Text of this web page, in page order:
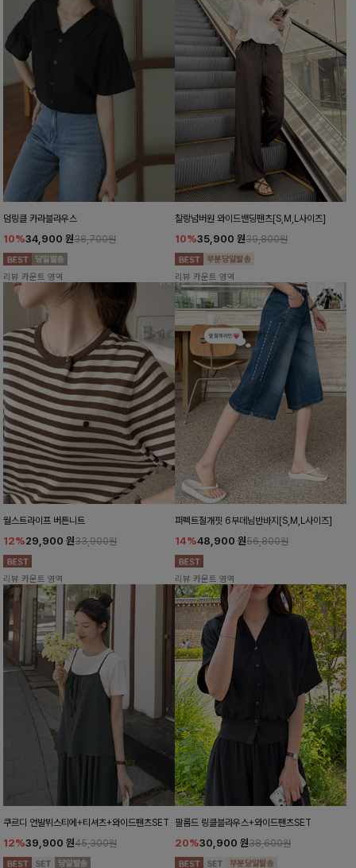
덤링클 카라블라우스
10%34,900 원38,700원
리뷰 카운트 영역
찰랑넘버원 와이드밴딩팬츠[S,M,L사이즈]
10%35,900 원39,800원
리뷰 카운트 영역
월스트라이프 버튼니트
12%29,900 원33,900원
리뷰 카운트 영역
퍼펙트절개핏 6부데님반바지[S,M,L사이즈]
14%48,900 원56,800원
리뷰 카운트 영역
쿠르디 언발뷔스티에+티셔츠+와이드팬츠SET
12%39,900 원45,300원
팔롬드 링클블라우스+와이드팬츠SET
20%30,900 원38,600원